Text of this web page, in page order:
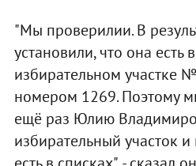
"Мы проверилии. В
установили, что она есть
избирательном участке
номером 1269. Поэтому
ещё раз Юлию
избирательный участок